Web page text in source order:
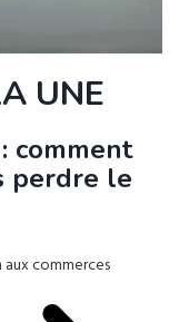
UNE
comment
perdre le
commerces